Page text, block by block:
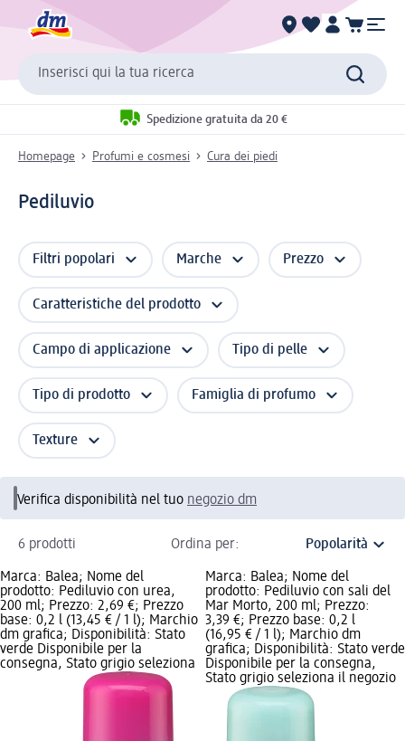
Inserisci qui la tua ricerca
Spedizione gratuita da 20 €
Homepage Profumi e cosmesi Cura dei piedi
Pediluvio
Filtri popolari Marche Prezzo
Caratteristiche del prodotto
Campo di applicazione Tipo di pelle
Tipo di prodotto Famiglia di profumo
Texture
Verifica disponibilità nel tuo negozio dm
6 prodotti Ordina per:
Marca: Balea; Nome del
prodotto: Pediluvio con urea,
200 ml; Prezzo: 2,69 €; Prezzo
base: 0,2 l (13,45 € / 1 l); Marchio
dm grafica; Disponibilità: Stato
verde Disponibile per la
consegna, Stato grigio seleziona
Marca: Balea; Nome del
prodotto: Pediluvio con sali del
Mar Morto, 200 ml; Prezzo:
3,39 €; Prezzo base: 0,2 l
(16,95 € / 1 l); Marchio dm
grafica; Disponibilità: Stato verde
Disponibile per la consegna,
Stato grigio seleziona il negozio